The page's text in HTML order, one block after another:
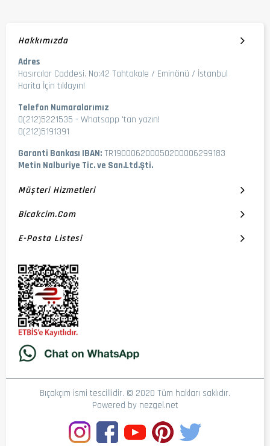
Hakkımızda
Adres
Hasırcılar Caddesi. No:42 Tahtakale / Eminönü / İstanbul
Harita İçin tıklayın!
Telefon Numaralarımız
0(212)5221535 - Whatsapp 'tan yazın!
0(212)5191391
Garanti Bankası IBAN: TR190006200050200006299183
Metin Nalburiye Tic. ve San.Ltd.Şti.
Müşteri Hizmetleri
Bicakcim.com
E-Posta Listesi
Bıçakçım ismi tescillidir. © 2020 Tüm hakları saklıdır.
Powered by nezgel.net